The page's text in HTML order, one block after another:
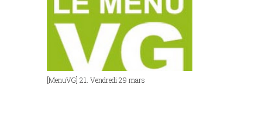
[MenuVG] 21. Vendredi 29 mars